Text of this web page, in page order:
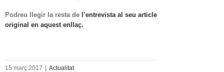
Podreu llegir la resta de l’entrevista al seu article
original en aquest enllaç.
15 març 2017 Actualitat